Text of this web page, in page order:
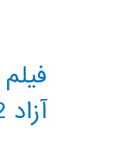
آزاد ANGULAR 2